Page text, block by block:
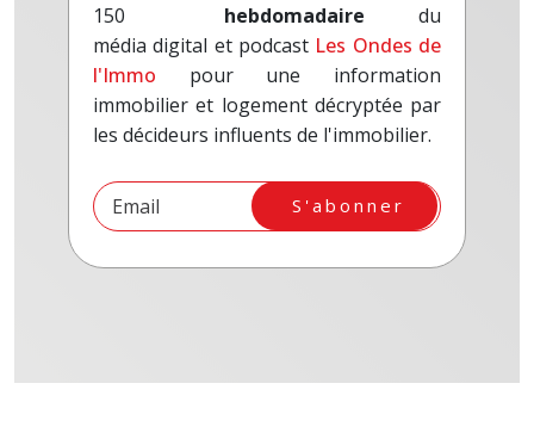
hebdomadaire du
média digital et podcast Les Ondes de
l'Immo pour une information
immobilier et logement décryptée par
les décideurs influents de l'immobilier.
S'abonner